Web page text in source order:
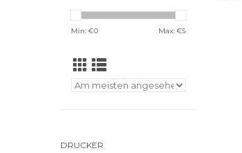
Min: €0 Max: €5
DRUCKER